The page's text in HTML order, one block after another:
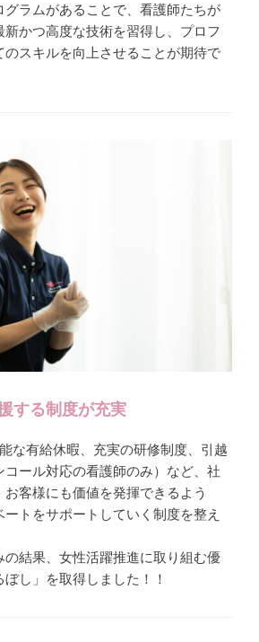
グラムがあることで、看護師たちが
かつ高度な技術を習得し、プロフ
のスキルを向上させることが期待で
する制度が充実
な有給休暇、充実の研修制度、引越
ール対応の看護師のみ）など、社
お客様にも価値を発揮できるよう
トをサポートしていく制度を整え
の結果、女性活躍推進に取り組む優
し」を取得しました！！